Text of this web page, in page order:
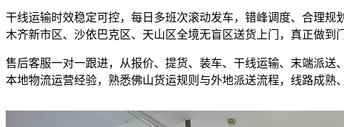
干线运输时效稳定可控，每日多班次滚动发车，错峰调度、合理
木齐新市区、沙依巴克区、天山区全境无盲区送货上门，真正做到
售后客服一对一跟进，从报价、提货、装车、干线运输、末端派
本地物流运营经验，熟悉佛山货运规则与外地派送流程，线路成熟